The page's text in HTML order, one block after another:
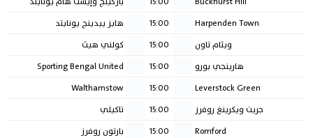
Harpenden Town
15:00
هايز ييدينج يونايتد
ويثام تاون
15:00
كولني هيث
هارينجي بورو
15:00
Sporting Bengal United
Leverstock Green
15:00
Walthamstow
جريت ويكرينغ روفرز
15:00
تاكيلي
Romford
15:00
بارتون روفرز